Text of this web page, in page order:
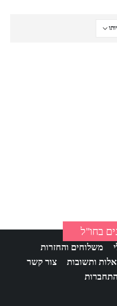
בחו"ל
משלוחים והחזרות
ותשובות
צור קשר
התחברות